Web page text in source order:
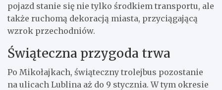
pojazd stanie się nie tylko środkiem transportu, ale
także ruchomą dekoracją miasta, przyciągającą
wzrok przechodniów.
Świąteczna przygoda trwa
Po Mikołajkach, świąteczny trolejbus pozostanie
na ulicach Lublina aż do 9 stycznia. W tym okresie